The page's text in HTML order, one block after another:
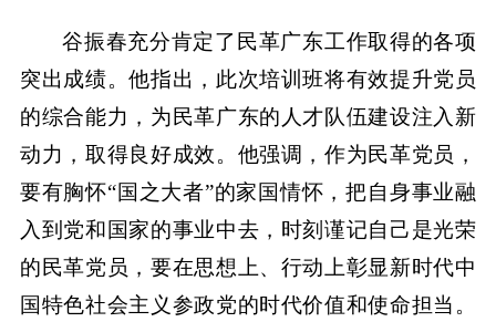
谷振春充分肯定了 民革广东工作取得的各项
突出成绩。他指出，此次培训班将有效提升党员
的综合能力，为民革广东的人才队伍建设注入新
动力，取得良好成效。他强调，作为民革党员，
要有胸怀“国之大者”的家国情怀，把自身事业融
入到党和国家的事业中去，时刻谨记自己是光荣
的民革党员，要在思想上、行动上彰显新时代中
国特色社会主义参政党的时代价值和使命担当。